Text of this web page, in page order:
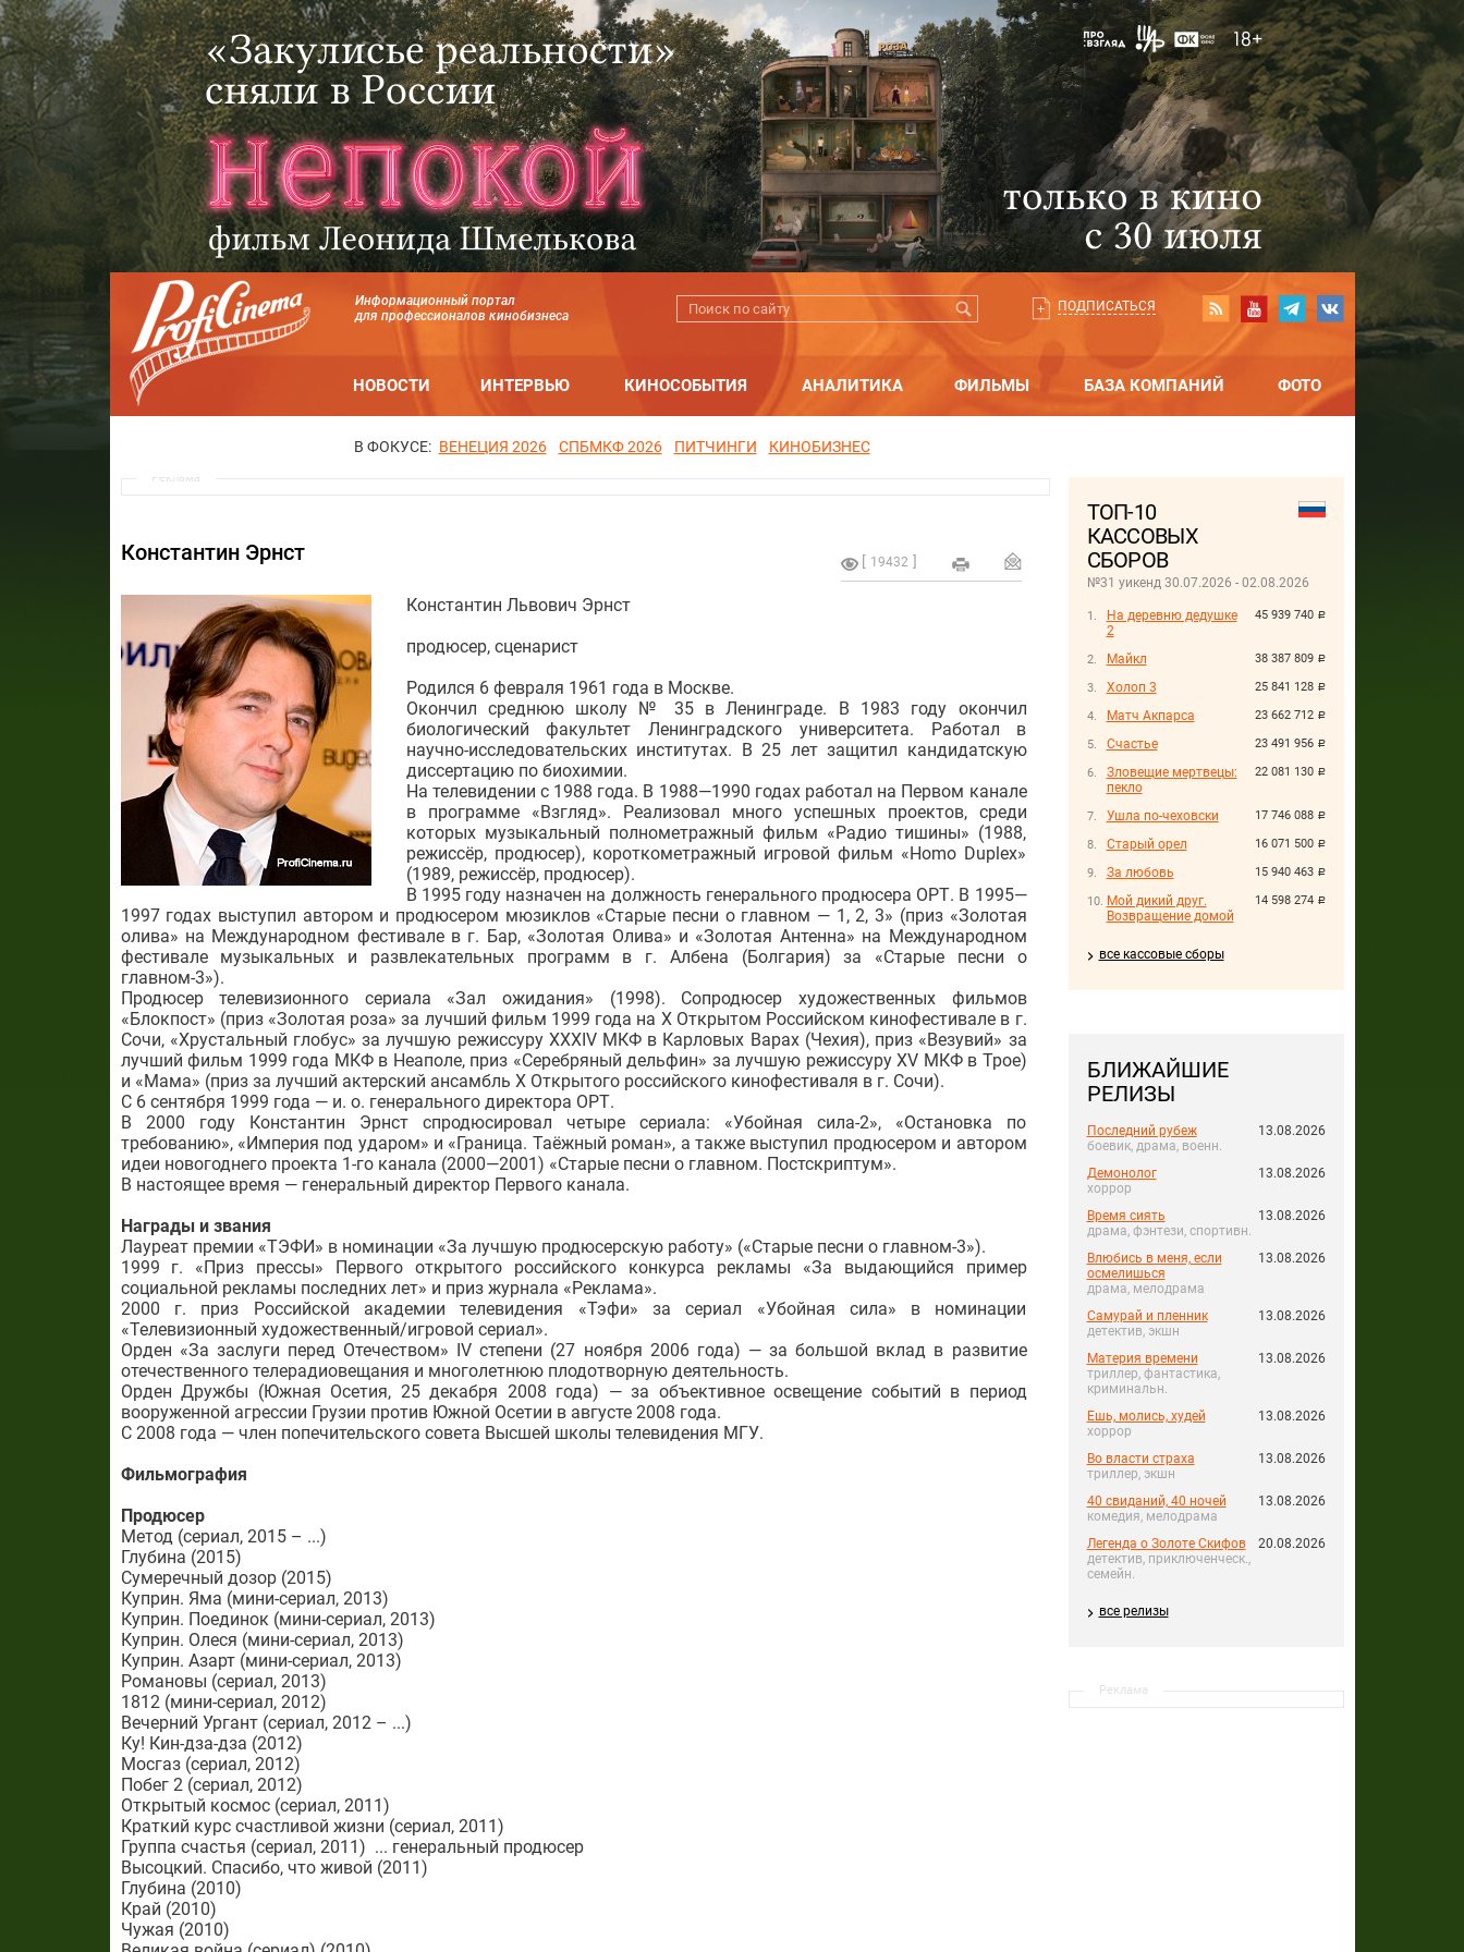
Информационный портал
для профессионалов кинобизнеса
ПОДПИСАТЬСЯ
НОВОСТИ ИНТЕРВЬЮ КИНОСОБЫТИЯ АНАЛИТИКА ФИЛЬМЫ БАЗА КОМПАНИЙ ФОТО
В ФОКУСЕ: ВЕНЕЦИЯ 2026 СПБМКФ 2026 ПИТЧИНГИ КИНОБИЗНЕС
ТОП-10
КАССОВЫХ
СБОРОВ
№31 уикенд 30.07.2026 - 02.08.2026
45 939 740 руб.
На деревню дедушке
2
38 387 809 руб.
Майкл
25 841 128 руб.
Холоп 3
23 662 712 руб.
Матч Акпарса
23 491 956 руб.
Счастье
22 081 130 руб.
Зловещие мертвецы:
пекло
17 746 088 руб.
Ушла по-чеховски
16 071 500 руб.
Старый орел
15 940 463 руб.
За любовь
14 598 274 руб.
Мой дикий друг.
Возвращение домой
все кассовые сборы
БЛИЖАЙШИЕ
РЕЛИЗЫ
Последний рубеж
боевик, драма, военн.
13.08.2026
Демонолог
хоррор
13.08.2026
Время сиять
драма, фэнтези, спортивн.
13.08.2026
Влюбись в меня, если
осмелишься
драма, мелодрама
13.08.2026
Самурай и пленник
детектив, экшн
13.08.2026
Материя времени
триллер, фантастика,
криминальн.
13.08.2026
Ешь, молись, худей
хоррор
13.08.2026
Во власти страха
триллер, экшн
13.08.2026
40 свиданий, 40 ночей
комедия, мелодрама
13.08.2026
Легенда о Золоте Скифов
детектив, приключенческ.,
семейн.
20.08.2026
все релизы
Реклама
Реклама
19432
Константин Эрнст
Константин Львович Эрнст
продюсер, сценарист
Родился 6 февраля 1961 года в Москве.
Окончил среднюю школу № 35 в Ленинграде. В 1983 году окончил
биологический факультет Ленинградского университета. Работал в
научно-исследовательских институтах. В 25 лет защитил кандидатскую
диссертацию по биохимии.
На телевидении с 1988 года. В 1988—1990 годах работал на Первом канале
в программе «Взгляд». Реализовал много успешных проектов, среди
которых музыкальный полнометражный фильм «Радио тишины» (1988,
режиссёр, продюсер), короткометражный игровой фильм «Homo Duplex»
(1989, режиссёр, продюсер).
В 1995 году назначен на должность генерального продюсера ОРТ. В 1995—
1997 годах выступил автором и продюсером мюзиклов «Старые песни о главном — 1, 2, 3» (приз «Золотая
олива» на Международном фестивале в г. Бар, «Золотая Олива» и «Золотая Антенна» на Международном
фестивале музыкальных и развлекательных программ в г. Албена (Болгария) за «Старые песни о
главном-3»).
Продюсер телевизионного сериала «Зал ожидания» (1998). Сопродюсер художественных фильмов
«Блокпост» (приз «Золотая роза» за лучший фильм 1999 года на X Открытом Российском кинофестивале в г.
Сочи, «Хрустальный глобус» за лучшую режиссуру XXXIV МКФ в Карловых Варах (Чехия), приз «Везувий» за
лучший фильм 1999 года МКФ в Неаполе, приз «Серебряный дельфин» за лучшую режиссуру XV МКФ в Трое)
и «Мама» (приз за лучший актерский ансамбль X Открытого российского кинофестиваля в г. Сочи).
С 6 сентября 1999 года — и. о. генерального директора ОРТ.
В 2000 году Константин Эрнст спродюсировал четыре сериала: «Убойная сила-2», «Остановка по
требованию», «Империя под ударом» и «Граница. Таёжный роман», а также выступил продюсером и автором
идеи новогоднего проекта 1-го канала (2000—2001) «Старые песни о главном. Постскриптум».
В настоящее время — генеральный директор Первого канала.
Награды и звания
Лауреат премии «ТЭФИ» в номинации «За лучшую продюсерскую работу» («Старые песни о главном-3»).
1999 г. «Приз прессы» Первого открытого российского конкурса рекламы «За выдающийся пример
социальной рекламы последних лет» и приз журнала «Реклама».
2000 г. приз Российской академии телевидения «Тэфи» за сериал «Убойная сила» в номинации
«Телевизионный художественный/игровой сериал».
Орден «За заслуги перед Отечеством» IV степени (27 ноября 2006 года) — за большой вклад в развитие
отечественного телерадиовещания и многолетнюю плодотворную деятельность.
Орден Дружбы (Южная Осетия, 25 декабря 2008 года) — за объективное освещение событий в период
вооруженной агрессии Грузии против Южной Осетии в августе 2008 года.
С 2008 года — член попечительского совета Высшей школы телевидения МГУ.
Фильмография
Продюсер
Метод (сериал, 2015 – ...)
Глубина (2015)
Сумеречный дозор (2015)
Куприн. Яма (мини-сериал, 2013)
Куприн. Поединок (мини-сериал, 2013)
Куприн. Олеся (мини-сериал, 2013)
Куприн. Азарт (мини-сериал, 2013)
Романовы (сериал, 2013)
1812 (мини-сериал, 2012)
Вечерний Ургант (сериал, 2012 – ...)
Ку! Кин-дза-дза (2012)
Мосгаз (сериал, 2012)
Побег 2 (сериал, 2012)
Открытый космос (сериал, 2011)
Краткий курс счастливой жизни (сериал, 2011)
Группа счастья (сериал, 2011) ... генеральный продюсер
Высоцкий. Спасибо, что живой (2011)
Глубина (2010)
Край (2010)
Чужая (2010)